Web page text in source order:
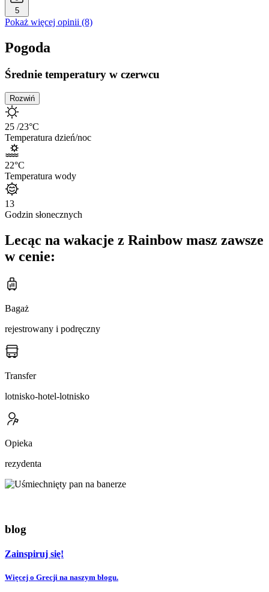
5
Pokaż więcej opinii (8)
Pogoda
Średnie temperatury w czerwcu
Rozwiń
25 /23°C
Temperatura dzień/noc
22°C
Temperatura wody
13
Godzin słonecznych
Lecąc na wakacje z Rainbow masz zawsze
w cenie:
Bagaż
rejestrowany i podręczny
Transfer
lotnisko-hotel-lotnisko
Opieka
rezydenta
blog
Zainspiruj się!
Więcej o Grecji na naszym blogu.